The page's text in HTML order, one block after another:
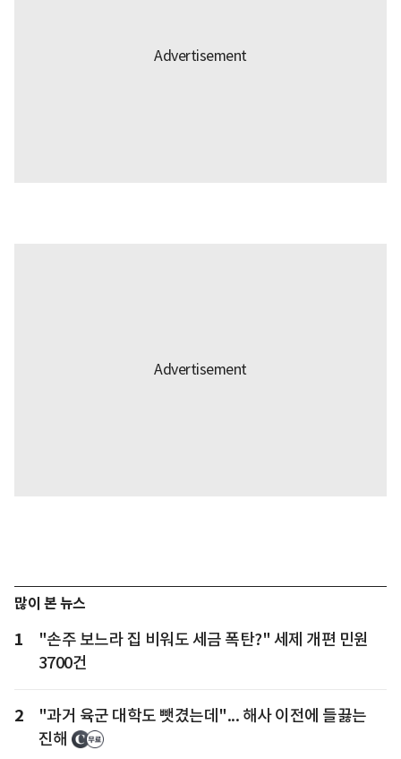
많이 본 뉴스
1
"손주 보느라 집 비워도 세금 폭탄?" 세제 개편 민원
3700건
2
"과거 육군 대학도 뺏겼는데"... 해사 이전에 들끓는
진해